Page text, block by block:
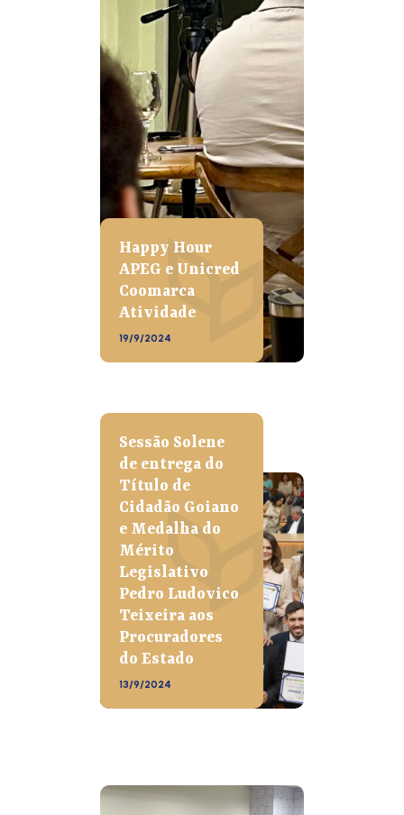
Happy Hour
APEG e Unicred
Coomarca
Atividade
19/9/2024
Sessão Solene
de entrega do
Título de
Cidadão Goiano
e Medalha do
Mérito
Legislativo
Pedro Ludovico
Teixeira aos
Procuradores
do Estado
13/9/2024